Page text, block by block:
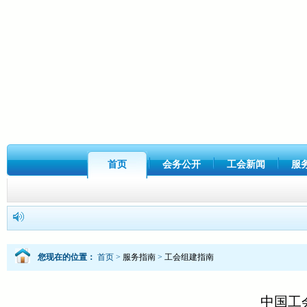
首页 会务公开 工会新闻 服
您现在的位置： 首页 > 服务指南 > 工会组建指南
中国工